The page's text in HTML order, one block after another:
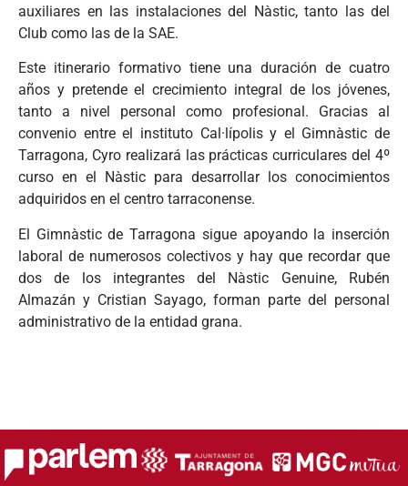
auxiliares en las instalaciones del Nàstic, tanto las del
Club como las de la SAE.
Este itinerario formativo tiene una duración de cuatro
años y pretende el crecimiento integral de los jóvenes,
tanto a nivel personal como profesional. Gracias al
convenio entre el instituto Cal·lípolis y el Gimnàstic de
Tarragona, Cyro realizará las prácticas curriculares del 4º
curso en el Nàstic para desarrollar los conocimientos
adquiridos en el centro tarraconense.
El Gimnàstic de Tarragona sigue apoyando la inserción
laboral de numerosos colectivos y hay que recordar que
dos de los integrantes del Nàstic Genuine, Rubén
Almazán y Cristian Sayago, forman parte del personal
administrativo de la entidad grana.